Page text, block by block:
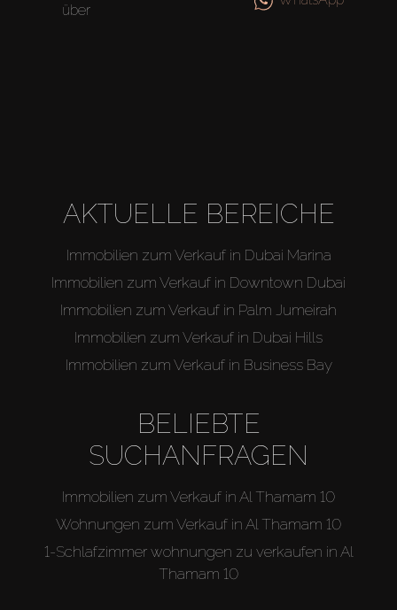
über
AKTUELLE BEREICHE
Immobilien zum Verkauf in Dubai Marina
Immobilien zum Verkauf in Downtown Dubai
Immobilien zum Verkauf in Palm Jumeirah
Immobilien zum Verkauf in Dubai Hills
Immobilien zum Verkauf in Business Bay
BELIEBTE
SUCHANFRAGEN
Immobilien zum Verkauf in Al Thamam 10
Wohnungen zum Verkauf in Al Thamam 10
1-Schlafzimmer wohnungen zu verkaufen in Al
Thamam 10